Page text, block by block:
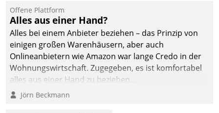
Einsparungen durch optimierte und automatisierte
Prozesse. Doch man darf nicht zu viel erwarten: Allein
mit der Einführung einer neuen Software ist es nicht
getan. Die Digitalisierung erfordert von Unternehmen
die Bereitschaft, sich zu überprüfen, zu hinterfragen
und zu verändern.
Offene Plattform
Alles aus einer Hand?
Alles bei einem Anbieter beziehen – das Prinzip von
einigen großen Warenhäusern, aber auch
Onlineanbietern wie Amazon war lange Credo in der
Wohnungswirtschaft. Zugegeben, es ist komfortabel
alles aus einer Hand zu beziehen...
Jörn Beckmann